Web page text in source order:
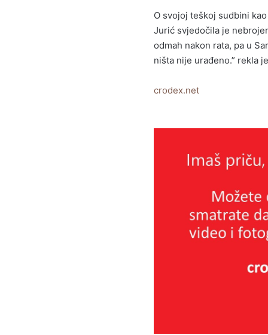
O svojoj teškoj sudbini
Jurić svjedočila je
odmah nakon rata, pa u
ništa nije urađeno.” rekla
crodex.net